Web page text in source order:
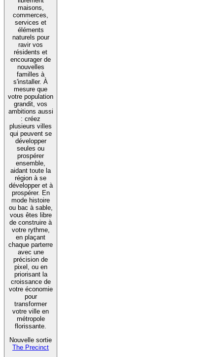
maisons,
commerces,
services et
éléments
naturels pour
ravir vos
résidents et
encourager de
nouvelles
familles à
s'installer. À
mesure que
votre population
grandit, vos
ambitions aussi
: créez
plusieurs villes
qui peuvent se
développer
seules ou
prospérer
ensemble,
aidant toute la
région à se
développer et à
prospérer. En
mode histoire
ou bac à sable,
vous êtes libre
de construire à
votre rythme,
en plaçant
chaque parterre
avec une
précision de
pixel, ou en
priorisant la
croissance de
votre économie
pour
transformer
votre ville en
métropole
florissante.
Nouvelle sortie
The Precinct